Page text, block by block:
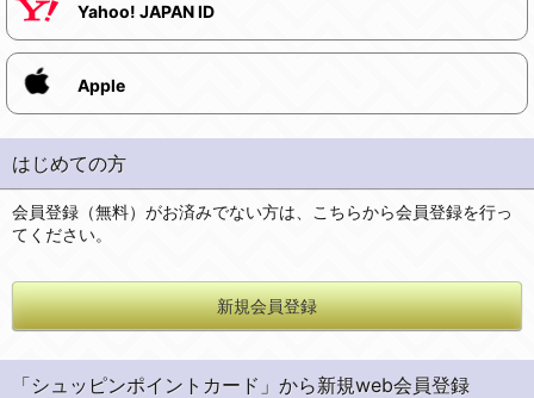
Yahoo! JAPAN ID
Apple
はじめての方
会員登録（無料）がお済みでない方は、こちらから会員登録を行っ
てください。
新規会員登録
「シュッピンポイントカード」から新規web会員登録